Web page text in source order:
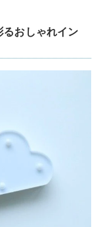
おしゃれイン